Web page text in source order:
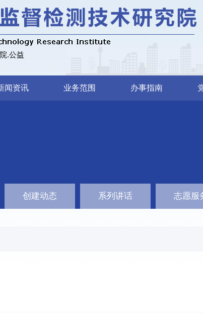
.公益
闻资讯 业务范围 办事指南
创建动态 系列讲话 志愿服